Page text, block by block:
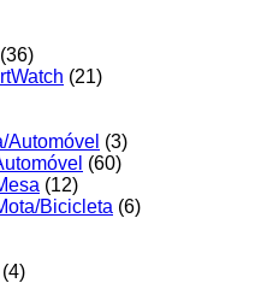
(36)
(21)
Automóvel (3)
(60)
(12)
Bicicleta (6)
(4)